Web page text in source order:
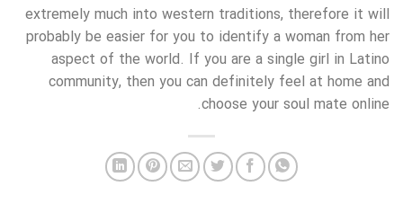
extremely much into western traditions, therefore it will
probably be easier for you to identify a woman from her
aspect of the world. If you are a single girl in Latino
community, then you can definitely feel at home and
choose your soul mate online.